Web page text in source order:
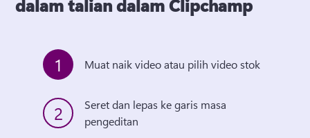
dalam talian dalam Clipchamp
1 Muat naik video atau pilih video stok
2
Seret dan lepas ke garis masa
pengeditan